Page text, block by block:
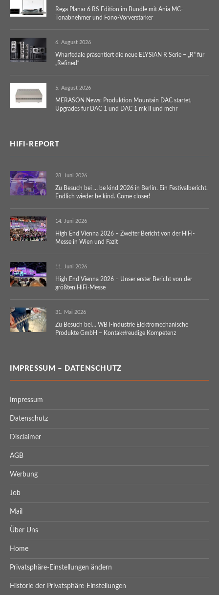
Rega Planar 6 RS Edition im Bundle mit Ania MC-
Tonabnehmer und Fono-Vorverstärker
6. August 2026
Wharfedale präsentiert die neue ELYSIAN R Serie – „R“ für
„Refined“
5. August 2026
MERASON News: Produktion Mountain DAC startet,
Upgrades für DAC 1 und DAC 1 mk II und mehr
HIFI-REPORT
28. Juni 2026
Zu Besuch bei … be kind 2026 in Berlin. Ein Festivalbericht.
Endlich wieder be kind. Come closer!
14. Juni 2026
High End Vienna 2026 – Zweiter Bericht von der HiFi-
Messe in Wien und Fazit
11. Juni 2026
High End Vienna 2026 – Unser erster Bericht von der
größten HiFi-Messe
31. Mai 2026
Zu Besuch bei… WBT-Industrie Elektromechanische
Produkte GmbH – Kontaktfreudige Kompetenz
IMPRESSUM – DATENSCHUTZ
Impressum
Datenschutz
Disclaimer
AGB
Werbung
Job
Mail
Über Uns
Home
Privatsphäre-Einstellungen ändern
Historie der Privatsphäre-Einstellungen